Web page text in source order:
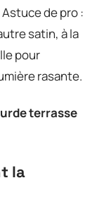
de pro :
satin, à la
pour
rasante.
terrasse
la